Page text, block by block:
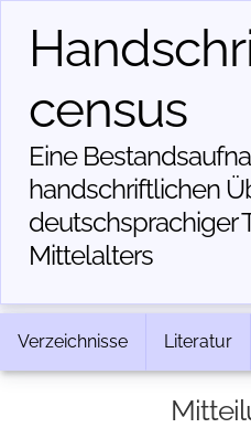
census
Eine
handschriftlichen
deutschsprachiger
Mittelalters
Verzeichnisse Literatur